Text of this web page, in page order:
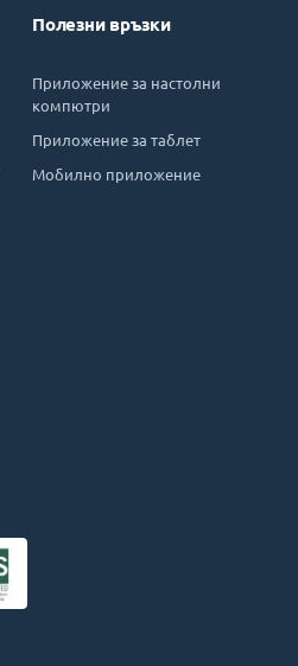
Полезни връзки
Приложение за настолни
компютри
Приложение за таблет
Мобилно приложение